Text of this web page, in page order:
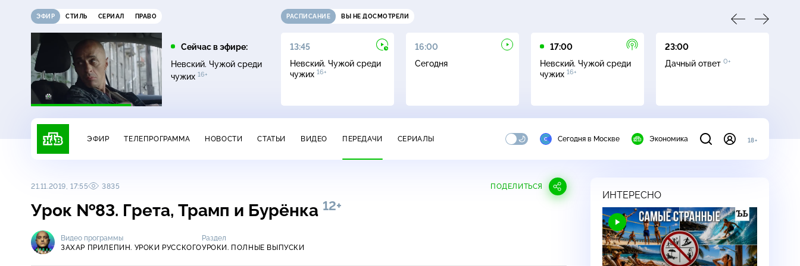
ЭФИР СТИЛЬ СЕРИАЛ ПРАВО
Сейчас в эфире:
Невский. Чужой среди
чужих 16+
РАСПИСАНИЕ ВЫ НЕ ДОСМОТРЕЛИ
12:00
Жди меня16+
13:00
Сегодня
13:45
Невский. Чужой среди
чужих 16+
16:00
Сегодня
17:00
Невский. Чужой среди
чужих 16+
23:00
Дачный ответ 0+
ЭФИР ТЕЛЕПРОГРАММА НОВОСТИ СТАТЬИ ВИДЕО ПЕРЕДАЧИ СЕРИАЛЫ Сегодня в Москве Экономика 18+
21.11.2019, 17:55 3835 ПОДЕЛИТЬСЯ
Урок №83. Грета, Трамп и Бурёнка 12+
Видео программы
ЗАХАР ПРИЛЕПИН. УРОКИ РУССКОГО
Раздел
УРОКИ. ПОЛНЫЕ ВЫПУСКИ
ИНТЕРЕСНО